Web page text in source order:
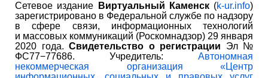
Сетевое издание Виртуальный Каменск(k-ur.info)
зарегистрировано в Федеральной службе по надзору
в сфере связи, информационных технологий
и массовых коммуникаций (Роскомнадзор) 29 января
2020 года. Свидетельство о регистрации Эл №
ФС77−77686. Учредитель: Автономная
некоммерческая организация «Центр